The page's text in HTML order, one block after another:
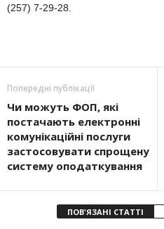
(257) 7-29-28.
Попередні публікації
Чи можуть ФОП, які
постачають електронні
комунікаційні послуги
застосовувати спрощену
систему оподаткування
ПОВ'ЯЗАНІ СТАТТІ